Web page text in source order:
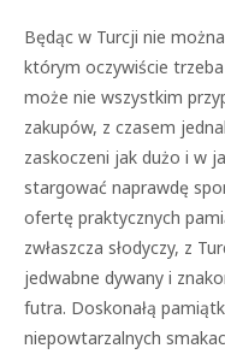
Będąc w Turcji nie
którym oczywiście
może nie wszystkim
zakupów, z czasem
zaskoczeni jak dużo i w
stargować naprawdę
ofertę praktycznych
zwłaszcza słodyczy, z
jedwabne dywany i
futra. Doskonałą
niepowtarzalnych